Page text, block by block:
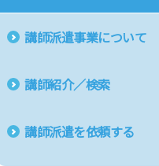
講師派遣事業について
講師紹介／検索
講師派遣を依頼する